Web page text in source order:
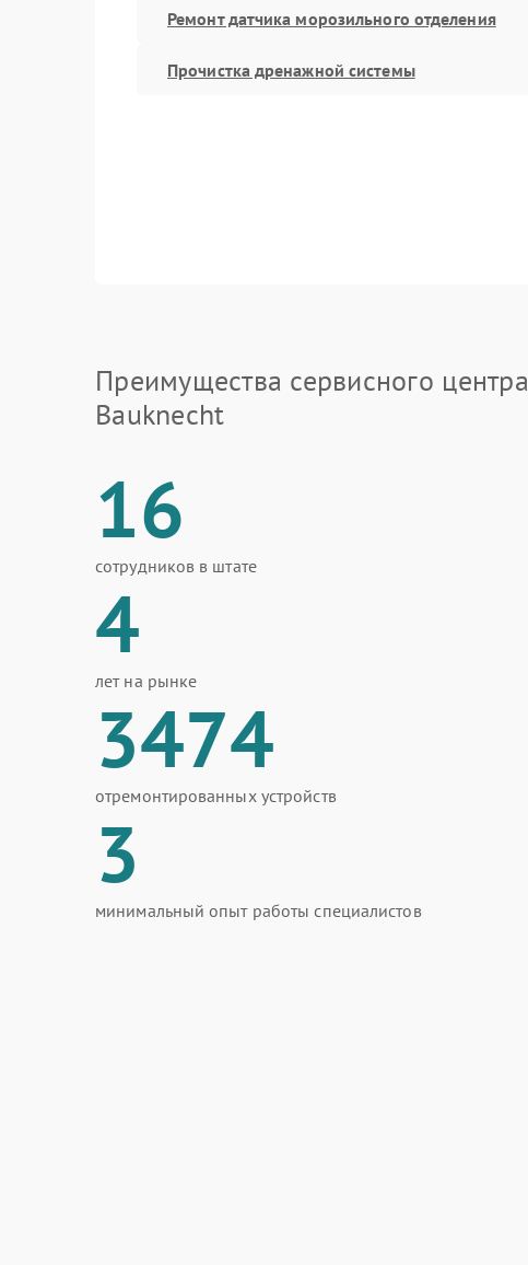
Ремонт датчика морозильного отделения
Прочистка дренажной системы
Преимущества сервисного центра
Bauknecht
16
сотрудников в штате
4
лет на рынке
3474
отремонтированных устройств
3
минимальный опыт работы специалистов